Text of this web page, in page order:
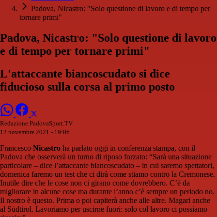
Padova, Nicastro: "Solo questione di lavoro e di tempo per
tornare primi"
Padova, Nicastro: "Solo questione di lavoro
e di tempo per tornare primi"
L'attaccante biancoscudato si dice
fiducioso sulla corsa al primo posto
Redazione PadovaSport.TV
12 novembre 2021 - 19:06
Francesco Nicastro ha parlato oggi in conferenza stampa, con il
Padova che osserverà un turno di riposo forzato: “Sarà una situazione
particolare – dice l’attaccante biancoscudato – in cui saremo spettatori,
domenica faremo un test che ci dirà come stiamo contro la Cremonese.
Inutile dire che le cose non ci girano come dovrebbero. C’è da
migliorare in alcune cose ma durante l’anno c’è sempre un periodo no.
Il nostro è questo. Prima o poi capiterà anche alle altre. Magari anche
al Südtirol. Lavoriamo per uscirne fuori: solo col lavoro ci possiamo